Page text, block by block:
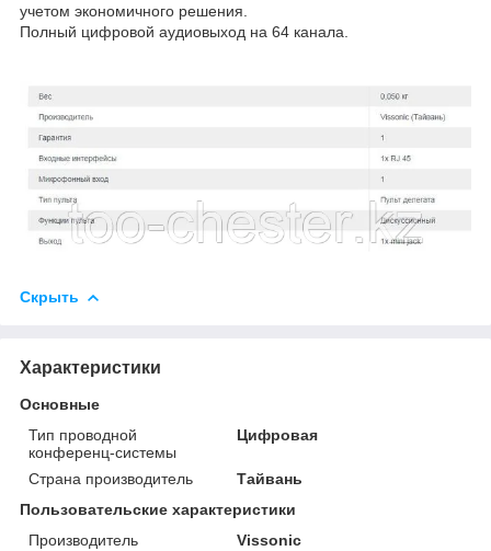
учетом экономичного решения.
Полный цифровой аудиовыход на 64 канала.
Скрыть
Характеристики
Основные
Тип проводной
конференц-системы
Цифровая
Страна производитель
Тайвань
Пользовательские характеристики
Производитель
Vissonic